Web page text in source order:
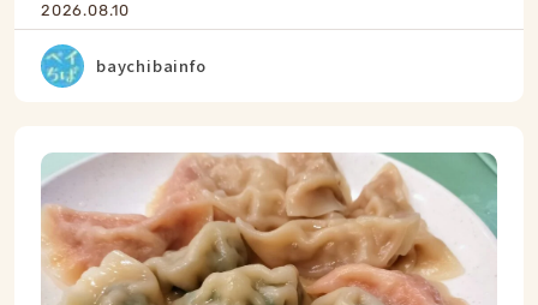
2026.08.10
baychibainfo